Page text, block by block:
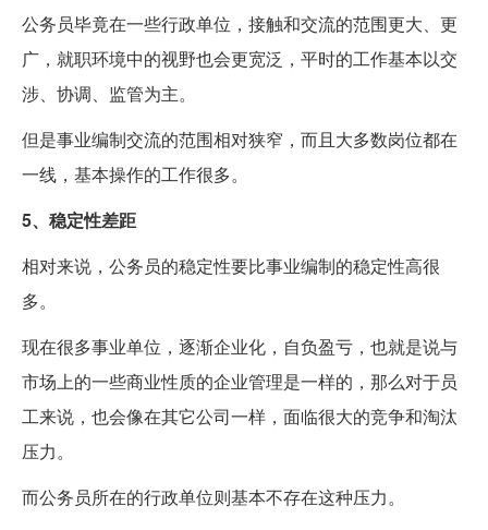
公务员毕竟在一些行政单位，接触和交流的范围更大、更
广，就职环境中的视野也会更宽泛，平时的工作基本以交
涉、协调、监管为主。
但是事业编制交流的范围相对狭窄，而且大多数岗位都在
一线，基本操作的工作很多。
5、稳定性差距
相对来说，公务员的稳定性要比事业编制的稳定性高很
多。
现在很多事业单位，逐渐企业化，自负盈亏，也就是说与
市场上的一些商业性质的企业管理是一样的，那么对于员
工来说，也会像在其它公司一样，面临很大的竞争和淘汰
压力。
而公务员所在的行政单位则基本不存在这种压力。